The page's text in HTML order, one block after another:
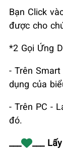
Bạn Click
được cho
*2 Gọi Ứng
- Trên
dụng của
- Trên PC -
đó.
___
___